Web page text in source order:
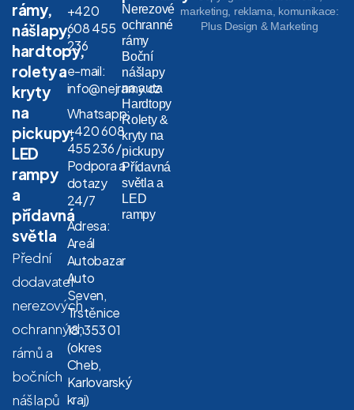
rámy,
nášlapy,
hardtopy,
rolety a
kryty
na
pickupy,
LED
rampy
a
přídavná
světla
Přední
dodavatel
nerezových
ochranných
rámů a
bočních
nášlapů
+420
608 455
236
e-mail:
info@nejramy.cz
Whatsapp:
+420 608
455 236 /
Podpora a
dotazy
24/7
Adresa:
Areál
Autobazar
Auto
Seven,
Trstěnice
18, 353 01
(okres
Cheb,
Karlovarský
kraj)
Nerezové
ochranné
rámy
Boční
nášlapy
na auta
Hardtopy
Rolety &
kryty na
pickupy
Přídavná
světla a
LED
rampy
marketing, reklama, komunikace:
Plus Design & Marketing